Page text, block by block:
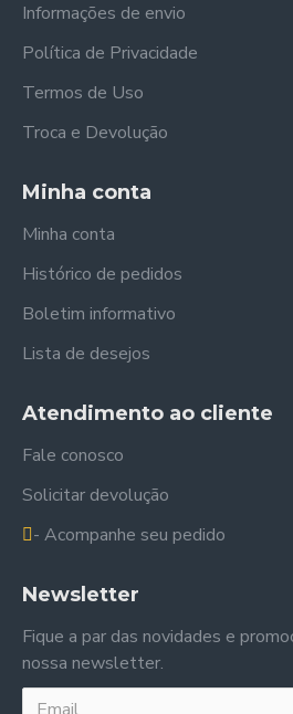
Informações de envio
Política de Privacidade
Termos de Uso
Troca e Devolução
Minha conta
Minha conta
Histórico de pedidos
Boletim informativo
Lista de desejos
Atendimento ao cliente
Fale conosco
Solicitar devolução
- Acompanhe seu pedido
Newsletter
Fique a par das novidades e
nossa newsletter.